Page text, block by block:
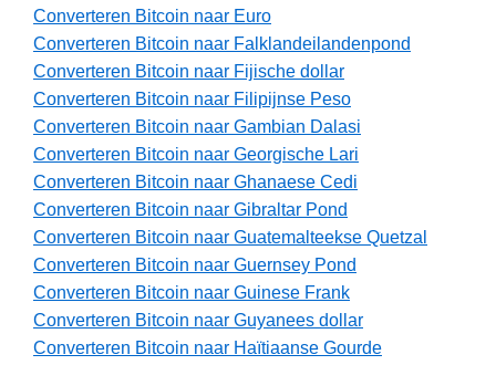
Converteren Bitcoin naar Euro
Converteren Bitcoin naar Falklandeilandenpond
Converteren Bitcoin naar Fijische dollar
Converteren Bitcoin naar Filipijnse Peso
Converteren Bitcoin naar Gambian Dalasi
Converteren Bitcoin naar Georgische Lari
Converteren Bitcoin naar Ghanaese Cedi
Converteren Bitcoin naar Gibraltar Pond
Converteren Bitcoin naar Guatemalteekse Quetzal
Converteren Bitcoin naar Guernsey Pond
Converteren Bitcoin naar Guinese Frank
Converteren Bitcoin naar Guyanees dollar
Converteren Bitcoin naar Haïtiaanse Gourde